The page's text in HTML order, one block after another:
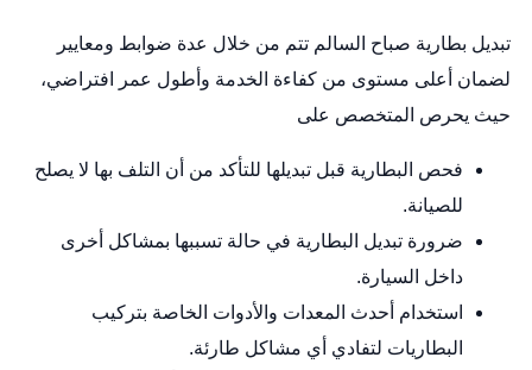
تبديل بطارية صباح السالم تتم من خلال عدة ضوابط ومعايير
لضمان أعلى مستوى من كفاءة الخدمة وأطول عمر افتراضي،
حيث يحرص المتخصص على
فحص البطارية قبل تبديلها للتأكد من أن التلف بها لا يصلح
للصيانة.
ضرورة تبديل البطارية في حالة تسببها بمشاكل أخرى
داخل السيارة.
استخدام أحدث المعدات والأدوات الخاصة بتركيب
البطاريات لتفادي أي مشاكل طارئة.